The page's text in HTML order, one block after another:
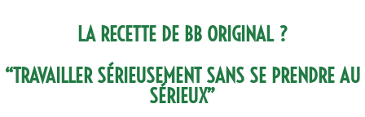
LA RECETTE DE BB ORIGINAL ?
“TRAVAILLER SÉRIEUSEMENT SANS SE PRENDRE AU
SÉRIEUX”